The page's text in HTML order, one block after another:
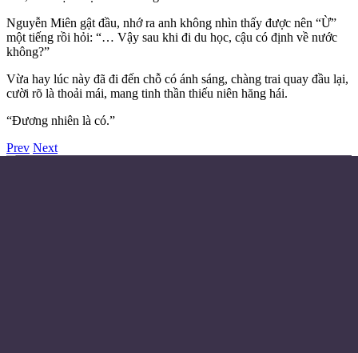
Nguyễn Miên gật đầu, nhớ ra anh không nhìn thấy được nên “Ừ”
một tiếng rồi hỏi: “… Vậy sau khi đi du học, cậu có định về nước
không?”
Vừa hay lúc này đã đi đến chỗ có ánh sáng, chàng trai quay đầu lại,
cười rõ là thoải mái, mang tinh thần thiếu niên hăng hái.
“Đương nhiên là có.”
Prev Next